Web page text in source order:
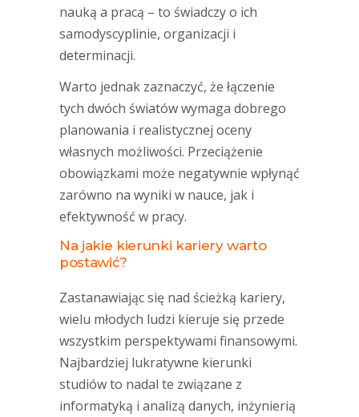
nauką a pracą – to świadczy o ich
samodyscyplinie, organizacji i
determinacji.
Warto jednak zaznaczyć, że łączenie
tych dwóch światów wymaga dobrego
planowania i realistycznej oceny
własnych możliwości. Przeciążenie
obowiązkami może negatywnie wpłynąć
zarówno na wyniki w nauce, jak i
efektywność w pracy.
Na jakie kierunki kariery warto
postawić?
Zastanawiając się nad ścieżką kariery,
wielu młodych ludzi kieruje się przede
wszystkim perspektywami finansowymi.
Najbardziej lukratywne kierunki
studiów to nadal te związane z
informatyką i analizą danych, inżynierią